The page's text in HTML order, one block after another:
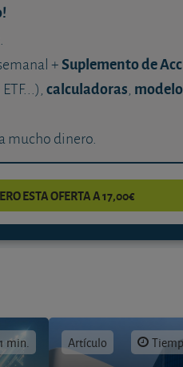
+Suplemento de
calculadoras,
mucho dinero.
ESTA OFERTA A 17,00€
min. Artículo